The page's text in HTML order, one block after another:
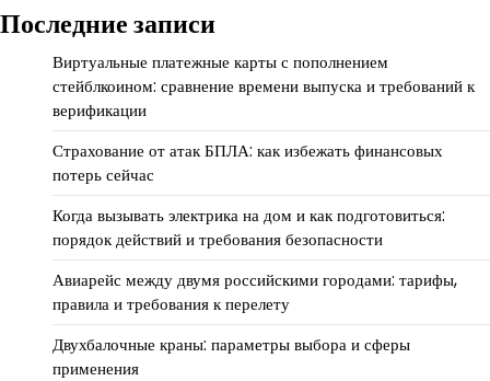
Последние записи
Виртуальные платежные карты с пополнением
стейблкоином: сравнение времени выпуска и требований к
верификации
Страхование от атак БПЛА: как избежать финансовых
потерь сейчас
Когда вызывать электрика на дом и как подготовиться:
порядок действий и требования безопасности
Авиарейс между двумя российскими городами: тарифы,
правила и требования к перелету
Двухбалочные краны: параметры выбора и сферы
применения